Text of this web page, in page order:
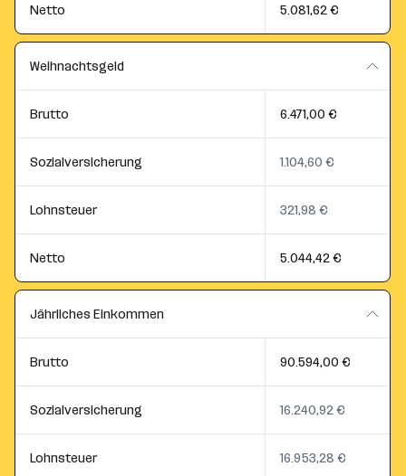
Netto 5.081,62 €
Weihnachtsgeld
Brutto 6.471,00 €
Sozialversicherung 1.104,60 €
Lohnsteuer 321,98 €
Netto 5.044,42 €
Jährliches Einkommen
Brutto 90.594,00 €
Sozialversicherung 16.240,92 €
Lohnsteuer 16.953,28 €